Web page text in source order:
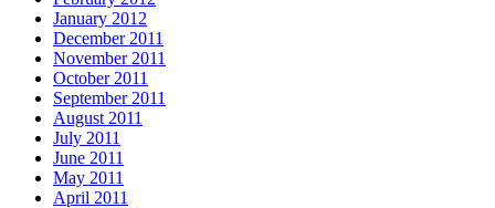
January 2012
December 2011
November 2011
October 2011
September 2011
August 2011
July 2011
June 2011
May 2011
April 2011